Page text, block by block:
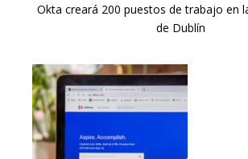
Okta creará 200 puestos de trabajo en
de Dublín